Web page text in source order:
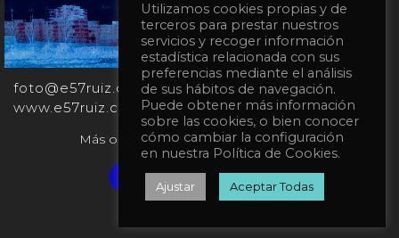
+34
651
862
863
foto@e57ruiz.com
www.e57ruiz.com
Más obras en la galería virtual Singulart:
Verified artist on Singulart
Utilizamos cookies propias y de
terceros para prestar nuestros
servicios y recoger información
estadística relacionada con sus
preferencias mediante el análisis
de sus hábitos de navegación.
Puede obtener más información
sobre las cookies, o bien conocer
cómo cambiar la configuración
en nuestra Política de Cookies.
Ajustar Aceptar Todas